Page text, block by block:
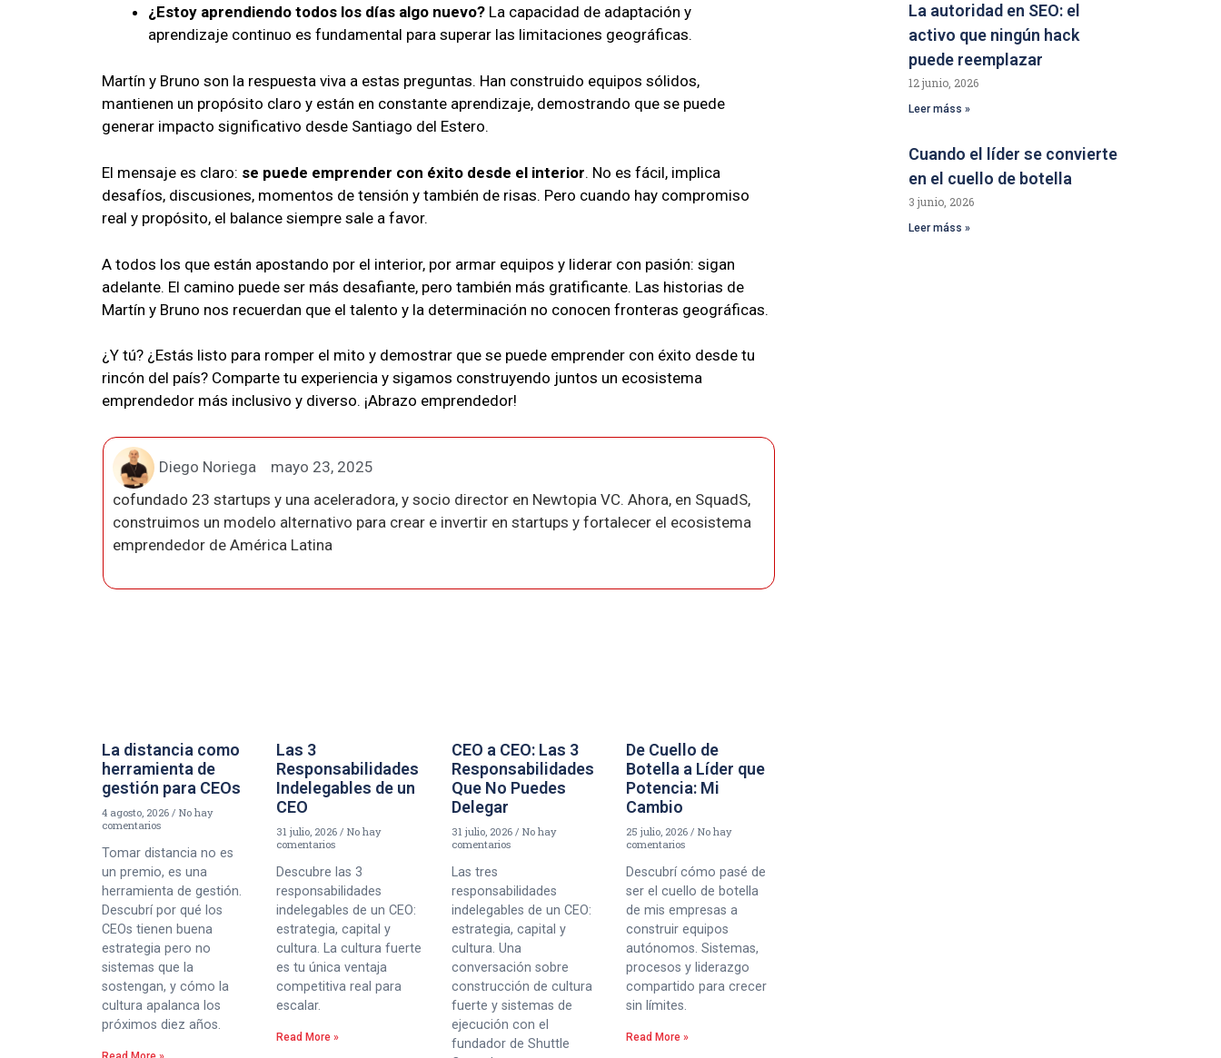
¿Estoy aprendiendo todos los días algo nuevo? La capacidad de adaptación y
aprendizaje continuo es fundamental para superar las limitaciones geográficas.
Martín y Bruno son la respuesta viva a estas preguntas. Han construido equipos sólidos,
mantienen un propósito claro y están en constante aprendizaje, demostrando que se puede
generar impacto significativo desde Santiago del Estero.
El mensaje es claro: se puede emprender con éxito desde el interior. No es fácil, implica
desafíos, discusiones, momentos de tensión y también de risas. Pero cuando hay compromiso
real y propósito, el balance siempre sale a favor.
A todos los que están apostando por el interior, por armar equipos y liderar con pasión: sigan
adelante. El camino puede ser más desafiante, pero también más gratificante. Las historias de
Martín y Bruno nos recuerdan que el talento y la determinación no conocen fronteras geográficas.
¿Y tú? ¿Estás listo para romper el mito y demostrar que se puede emprender con éxito desde tu
rincón del país? Comparte tu experiencia y sigamos construyendo juntos un ecosistema
emprendedor más inclusivo y diverso. ¡Abrazo emprendedor!
Diego Noriega
mayo 23, 2025
cofundado 23 startups y una aceleradora, y socio director en Newtopia VC. Ahora, en SquadS,
construimos un modelo alternativo para crear e invertir en startups y fortalecer el ecosistema
emprendedor de América Latina
La distancia como
herramienta de
gestión para CEOs
4 agosto, 2026
No hay
comentarios
Tomar distancia no es
un premio, es una
herramienta de gestión.
Descubrí por qué los
CEOs tienen buena
estrategia pero no
sistemas que la
sostengan, y cómo la
cultura apalanca los
próximos diez años.
Las 3
Responsabilidades
Indelegables de un
CEO
31 julio, 2026 No hay
comentarios
Descubre las 3
responsabilidades
indelegables de un CEO:
estrategia, capital y
cultura. La cultura fuerte
es tu única ventaja
competitiva real para
escalar.
Read More »
CEO a CEO: Las 3
Responsabilidades
Que No Puedes
Delegar
31 julio, 2026
No hay
comentarios
Las tres
responsabilidades
indelegables de un CEO:
estrategia, capital y
cultura. Una
conversación sobre
construcción de cultura
fuerte y sistemas de
ejecución con el
fundador de Shuttle
De Cuello de
Botella a Líder que
Potencia: Mi
Cambio
25 julio, 2026 No hay
comentarios
Descubrí cómo pasé de
ser el cuello de botella
de mis empresas a
construir equipos
autónomos. Sistemas,
procesos y liderazgo
compartido para crecer
sin límites.
Read More »
La autoridad en SEO: el
activo que ningún hack
puede reemplazar
12 junio, 2026
Leer máss »
Cuando el líder se convierte
en el cuello de botella
3 junio, 2026
Leer máss »